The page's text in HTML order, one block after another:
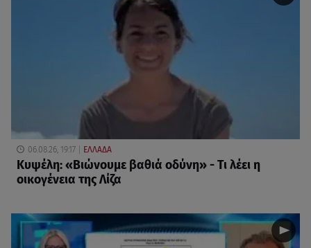
06.08.26, 19:17 ΕΛΛΑΔΑ
Κυψέλη: «Βιώνουμε βαθιά οδύνη» - Τι λέει η
οικογένεια της Λίζα